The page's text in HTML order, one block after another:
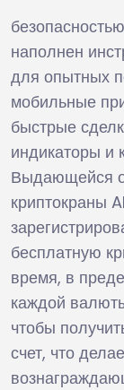
наполнен
для опытных
мобильные
быстрые
индикаторы и
Выдающейся
криптокраны
бесплатную
время, в
каждой
чтобы
счет, что